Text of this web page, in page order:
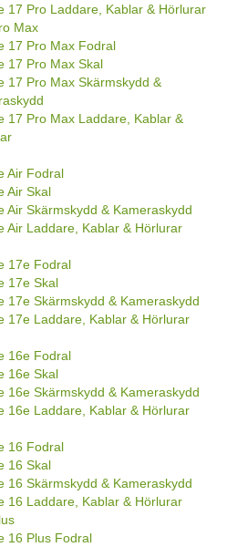
17 Pro Laddare, Kablar & Hörlurar
Max
17 Pro Max Fodral
17 Pro Max Skal
17 Pro Max Skärmskydd &
17 Pro Max Laddare, Kablar &
Air Fodral
Air Skal
Air Skärmskydd & Kameraskydd
Air Laddare, Kablar & Hörlurar
17e Fodral
17e Skal
17e Skärmskydd & Kameraskydd
17e Laddare, Kablar & Hörlurar
16e Fodral
16e Skal
16e Skärmskydd & Kameraskydd
16e Laddare, Kablar & Hörlurar
16 Fodral
16 Skal
16 Skärmskydd & Kameraskydd
16 Laddare, Kablar & Hörlurar
16 Plus Fodral